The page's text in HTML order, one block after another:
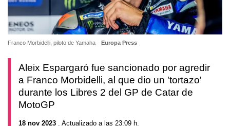
Franco Morbidelli, piloto de Yamaha Europa Press
Aleix Espargaró fue sancionado por agredir
a Franco Morbidelli, al que dio un 'tortazo'
durante los Libres 2 del GP de Catar de
MotoGP
18 nov 2023 . Actualizado a las 23:09 h.